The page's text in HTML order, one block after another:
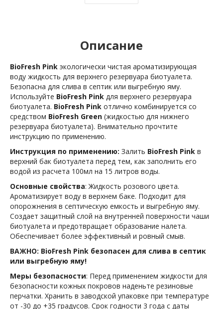
Описание
BioFresh Pink экологически чистая ароматизирующая
воду жидкость для верхнего резервуара биотуалета.
Безопасна для слива в септик или выгребную яму.
Используйте BioFresh Pink для верхнего резервуара
биотуалета. BioFresh Pink отлично комбинируется со
средством BioFresh Green (жидкостью для нижнего
резервуара биотуалета). Внимательно прочтите
инструкцию по применению.
Инструкция по применению: Залить BioFresh Pink в
верхний бак биотуалета перед тем, как заполнить его
водой из расчета 100мл на 15 литров воды.
Основные свойства: Жидкость розового цвета.
Ароматизирует воду в верхнем баке. Подходит для
опорожнения в септическую емкость и выгребную яму.
Создает защитный слой на внутренней поверхности чаши
биотуалета и предотвращает образование налета.
Обеспечивает более эффективный и ровный смыв.
ВАЖНО: BioFresh Pink безопасен для слива в септик
или выгребную яму!
Меры безопасности: Перед применением жидкости для
безопасности кожных покровов наденьте резиновые
перчатки. Хранить в заводской упаковке при температуре
от -30 до +35 градусов. Срок годности 3 года с даты